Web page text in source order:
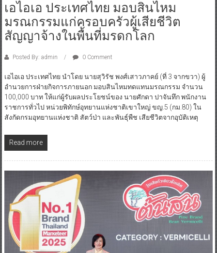
เอไอเอ ประเทศไทย มอบสินไหม
มรณกรรมแก่ครอบครัวผู้เสียชีวิต
สัญญาจ้างในพื้นที่มรดกโลก
Posted By: admin 0 Comment
เอไอเอ ประเทศไทย นำโดย นายสุวิรัช พงศ์เสาวภาคย์ (ที่ 3 จากขวา) ผู้
อำนวยการฝ่ายกิจการภายนอก มอบสินไหมทดแทนมรณกรรม จำนวน
100,000 บาท ให้แก่ผู้รับผลประโยชน์ของ นายศักดา ปาจันทึก พนักงาน
ราชการทั่วไป หน่วยพิทักษ์อุทยานแห่งชาติเขาใหญ่ ขญ.5 (กม.80) ใน
สังกัดกรมอุทยานแห่งชาติ สัตว์ป่า และพันธุ์พืช เสียชีวิตจากอุบัติเหตุ
Read more